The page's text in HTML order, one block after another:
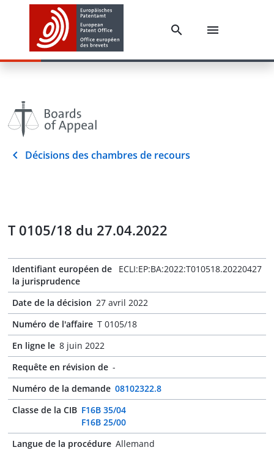
Décisions des chambres de recours
T 0105/18 du 27.04.2022
Identifiant européen de
la jurisprudence
ECLI:EP:BA:2022:T010518.20220427
Date de la décision 27 avril 2022
Numéro de l'affaire T 0105/18
En ligne le 8 juin 2022
Requête en révision de -
Numéro de la demande 08102322.8
Classe de la CIB F16B 35/04
F16B 25/00
Langue de la procédure Allemand